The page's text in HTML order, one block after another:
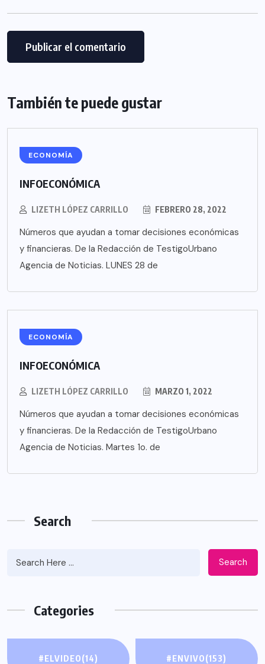
También te puede gustar
ECONOMÍA
INFOECONÓMICA
LIZETH LÓPEZ CARRILLO FEBRERO 28, 2022
Números que ayudan a tomar decisiones económicas
y financieras. De la Redacción de TestigoUrbano
Agencia de Noticias. LUNES 28 de
ECONOMÍA
INFOECONÓMICA
LIZETH LÓPEZ CARRILLO MARZO 1, 2022
Números que ayudan a tomar decisiones económicas
y financieras. De la Redacción de TestigoUrbano
Agencia de Noticias. Martes 1o. de
Search
Search
Categories
#ELVIDEO(14) #ENVIVO(153)